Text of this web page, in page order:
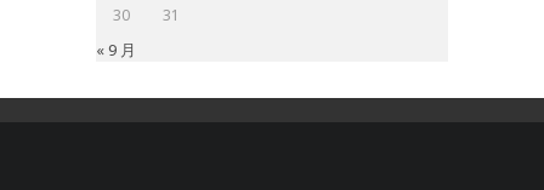
30 31
« 9 月